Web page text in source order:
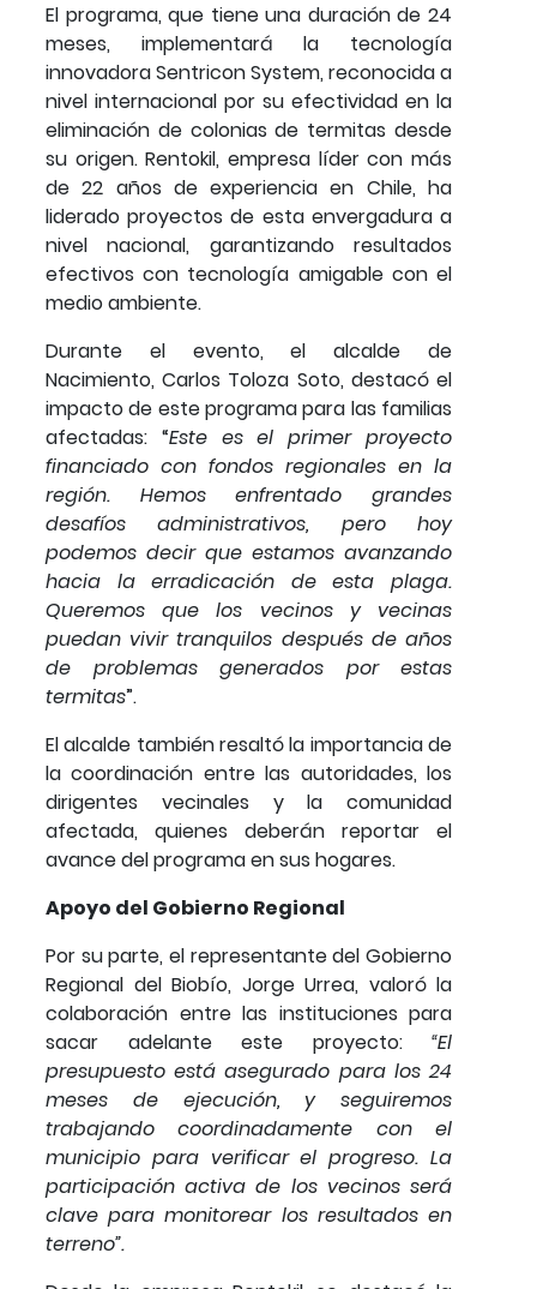
El programa, que tiene una duración de 24
meses, implementará la tecnología
innovadora Sentricon System, reconocida a
nivel internacional por su efectividad en la
eliminación de colonias de termitas desde
su origen. Rentokil, empresa líder con más
de 22 años de experiencia en Chile, ha
liderado proyectos de esta envergadura a
nivel nacional, garantizando resultados
efectivos con tecnología amigable con el
medio ambiente.
Durante el evento, el alcalde de
Nacimiento, Carlos Toloza Soto, destacó el
impacto de este programa para las familias
afectadas: “Este es el primer proyecto
financiado con fondos regionales en la
región. Hemos enfrentado grandes
desafíos administrativos, pero hoy
podemos decir que estamos avanzando
hacia la erradicación de esta plaga.
Queremos que los vecinos y vecinas
puedan vivir tranquilos después de años
de problemas generados por estas
termitas”.
El alcalde también resaltó la importancia de
la coordinación entre las autoridades, los
dirigentes vecinales y la comunidad
afectada, quienes deberán reportar el
avance del programa en sus hogares.
Apoyo del Gobierno Regional
Por su parte, el representante del Gobierno
Regional del Biobío, Jorge Urrea, valoró la
colaboración entre las instituciones para
sacar adelante este proyecto: “El
presupuesto está asegurado para los 24
meses de ejecución, y seguiremos
trabajando coordinadamente con el
municipio para verificar el progreso. La
participación activa de los vecinos será
clave para monitorear los resultados en
terreno”.